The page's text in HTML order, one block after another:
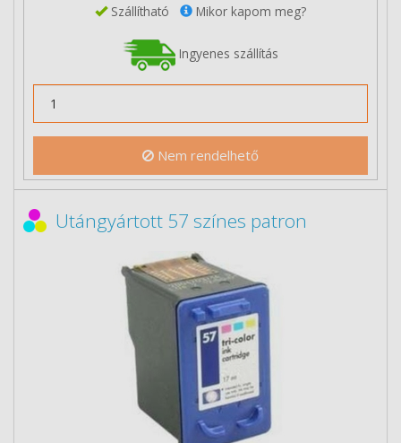
Szállítható Mikor kapom meg?
Ingyenes szállítás
Nem rendelhető
Utángyártott 57 színes patron